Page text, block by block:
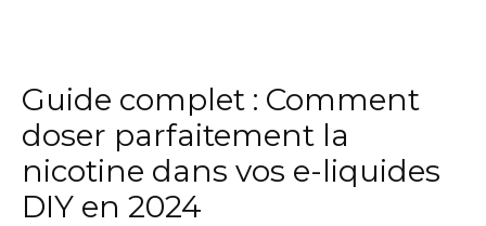
Guide complet : Comment
doser parfaitement la
nicotine dans vos e-liquides
DIY en 2024